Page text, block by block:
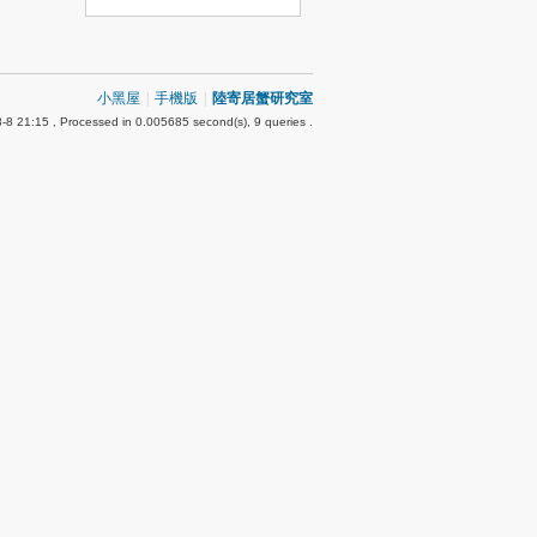
小黑屋 手機版 陸寄居蟹研究室
8 21:15 , Processed in 0.005685 second(s), 9 queries .